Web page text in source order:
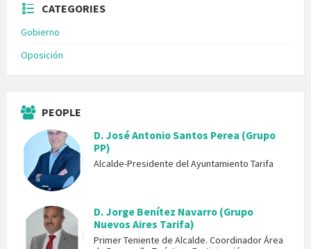
CATEGORIES
Gobierno
Oposición
PEOPLE
D. José Antonio Santos Perea (Grupo
PP)
Alcalde-Presidente del Ayuntamiento Tarifa
D. Jorge Benítez Navarro (Grupo
Nuevos Aires Tarifa)
Primer Teniente de Alcalde. Coordinador Área